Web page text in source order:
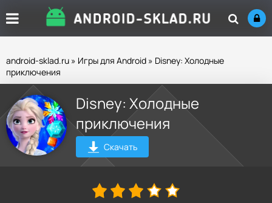
android-sklad.ru » Игры для Android » Disney: Холодные
приключения
Disney: Холодные
приключения
Скачать